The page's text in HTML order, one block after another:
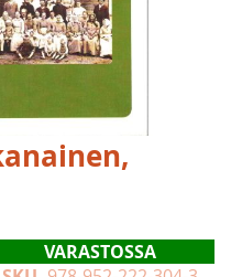
VARASTOSSA